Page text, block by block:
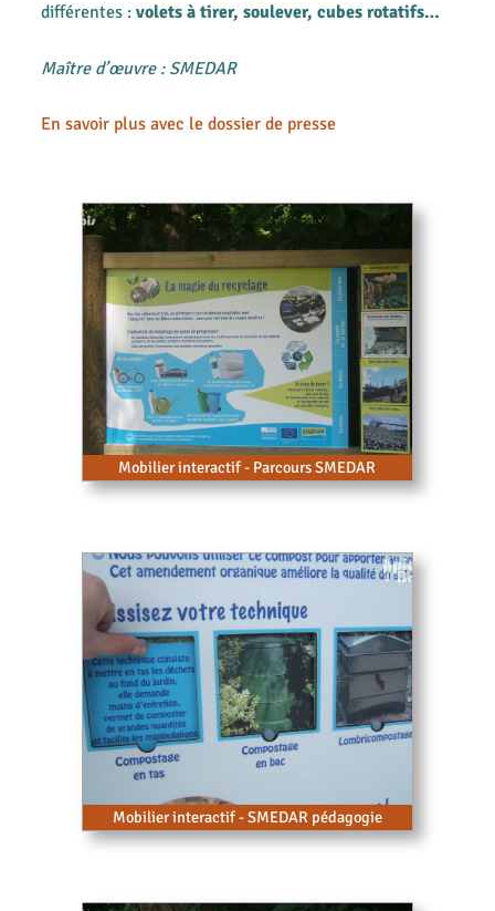
différentes : volets à tirer, soulever, cubes rotatifs…
Maître d’œuvre : SMEDAR
En savoir plus avec le dossier de presse
Mobilier interactif - Parcours SMEDAR
Mobilier interactif - SMEDAR pédagogie